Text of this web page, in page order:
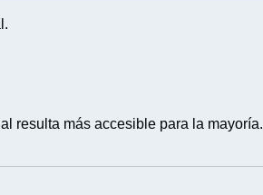
resulta más accesible para la mayoría.